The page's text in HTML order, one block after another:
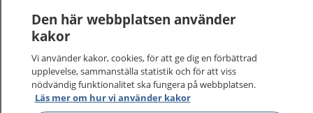
1177 på flera språk
Den här webbplatsen använder
kakor
Vi använder kakor, cookies, för att ge dig en förbättrad
upplevelse, sammanställa statistik och för att viss
nödvändig funktionalitet ska fungera på webbplatsen.
Läs mer om hur vi använder kakor